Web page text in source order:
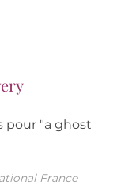
France